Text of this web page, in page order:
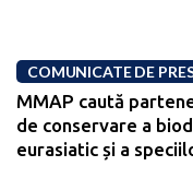
COMUNICATE DE
MMAP caută
de conservare a
eurasiatic și a